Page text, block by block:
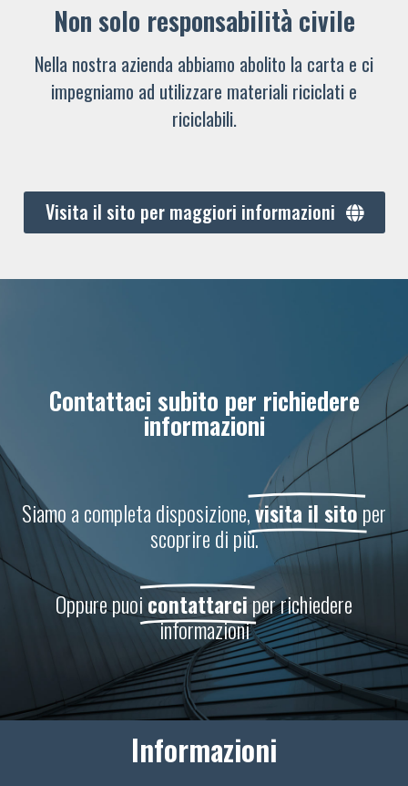
Non solo responsabilità civile
Nella nostra azienda abbiamo abolito la carta e ci
impegniamo ad utilizzare materiali riciclati e
riciclabili.
Visita il sito per maggiori informazioni
Contattaci subito per richiedere
informazioni
Siamo a completa disposizione,visita il sitoper
scoprire di più.
Oppure puoicontattarciper richiedere
informazioni
Informazioni